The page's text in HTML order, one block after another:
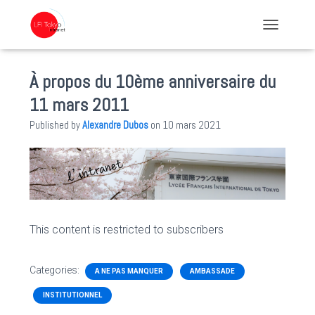
À propos du 10ème anniversaire du
11 mars 2011
Published byAlexandre Dubos on 10 mars 2021
This content is restricted to subscribers
Categories: A NE PAS MANQUER AMBASSADE
INSTITUTIONNEL